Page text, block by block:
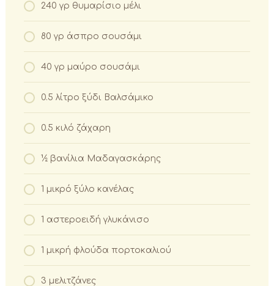
240 γρ θυμαρίσιο μέλι
80 γρ άσπρο σουσάμι
40 γρ μαύρο σουσάμι
0.5 λίτρο ξύδι Βαλσάμικο
0.5 κιλό ζάχαρη
½ βανίλια Μαδαγασκάρης
1 μικρό ξύλο κανέλας
1 αστεροειδή γλυκάνισο
1 μικρή φλούδα πορτοκαλιού
3 μελιτζάνες